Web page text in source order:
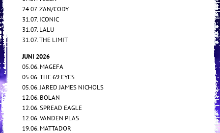
24.07. ZAN/CODY
31.07. ICONIC
31.07. LALU
31.07. THE LIMIT
JUNI 2026
05.06. MAGEFA
05.06. THE 69 EYES
05.06. JARED JAMES NICHOLS
12.06. BOLAN
12.06. SPREAD EAGLE
12.06. VANDEN PLAS
19.06. MATTADOR